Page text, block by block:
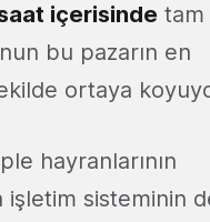
içerisinde tam
bu pazarın en
ortaya
hayranlarının
işletim sisteminin